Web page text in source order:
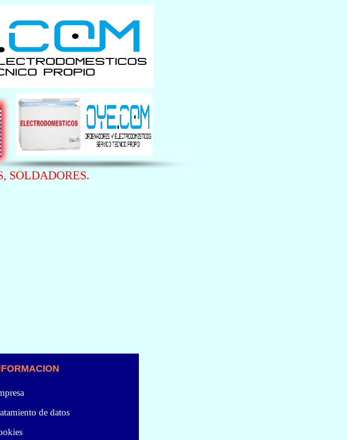
SOLDADORES.
de datos